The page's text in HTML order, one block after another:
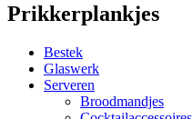
Prikkerplankjes
Bestek
Glaswerk
Serveren
Broodmandjes